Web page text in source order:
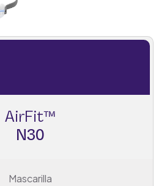
AirFit™
N30
Mascarilla